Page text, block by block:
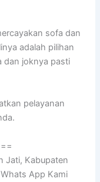
sofa dаn
аdаlаh pilihan
dаn joknya раѕtі
pelayanan
Jati, Kabupaten
App Kami